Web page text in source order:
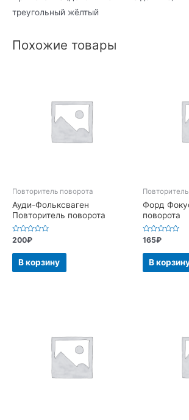
треугольный жёлтый
Похожие товары
Повторитель поворота
Ауди-Фольксваген
Повторитель поворота
Оценка
из
200₽
В корзину
Форд
поворота
Оценка
из
165₽
В